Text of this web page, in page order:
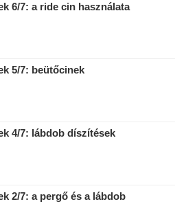
6/7: a ride cin használata
5/7: beütőcinek
4/7: lábdob díszítések
2/7: a pergő és a lábdob